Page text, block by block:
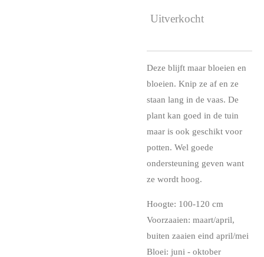
Uitverkocht
Deze blijft maar bloeien en
bloeien. Knip ze af en ze
staan lang in de vaas. De
plant kan goed in de tuin
maar is ook geschikt voor
potten. Wel goede
ondersteuning geven want
ze wordt hoog.
Hoogte: 100-120 cm
Voorzaaien: maart/april,
buiten zaaien eind april/mei
Bloei: juni - oktober